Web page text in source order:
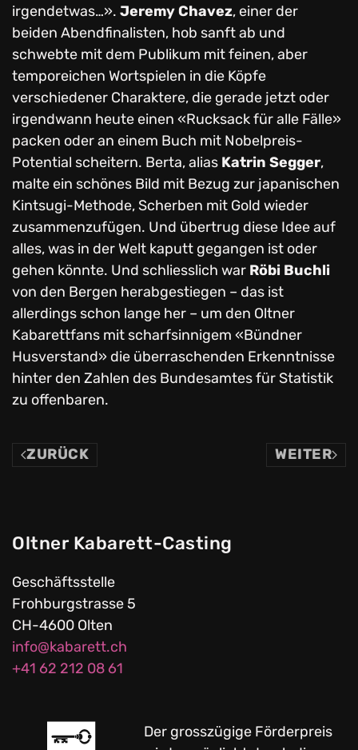
irgendetwas…». Jeremy Chavez, einer der
beiden Abendfinalisten, hob sanft ab und
schwebte mit dem Publikum mit feinen, aber
temporeichen Wortspielen in die Köpfe
verschiedener Charaktere, die gerade jetzt oder
irgendwann heute einen «Rucksack für alle Fälle»
packen oder an einem Buch mit Nobelpreis-
Potential scheitern. Berta, alias Katrin Segger,
malte ein schönes Bild mit Bezug zur japanischen
Kintsugi-Methode, Scherben mit Gold wieder
zusammenzufügen. Und übertrug diese Idee auf
alles, was in der Welt kaputt gegangen ist oder
gehen könnte. Und schliesslich war Röbi Buchli
von den Bergen herabgestiegen – das ist
allerdings schon lange her – um den Oltner
Kabarettfans mit scharfsinnigem «Bündner
Husverstand» die überraschenden Erkenntnisse
hinter den Zahlen des Bundesamtes für Statistik
zu offenbaren.
ZURÜCK WEITER
Oltner Kabarett-Casting
Geschäftsstelle
Frohburgstrasse 5
CH-4600 Olten
info@kabarett.ch
+41 62 212 08 61
Der grosszügige Förderpreis